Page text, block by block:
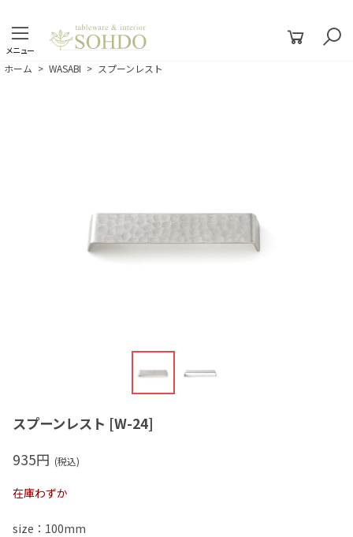
メニュー
ホーム > WASABI > スプーンレスト
スプーンレスト [W-24]
935円 (税込)
在庫わずか
size：100mm